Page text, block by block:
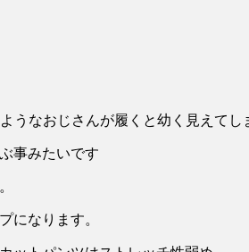
なおじさんが履くと幼く見えてし
事みたいです
になります。